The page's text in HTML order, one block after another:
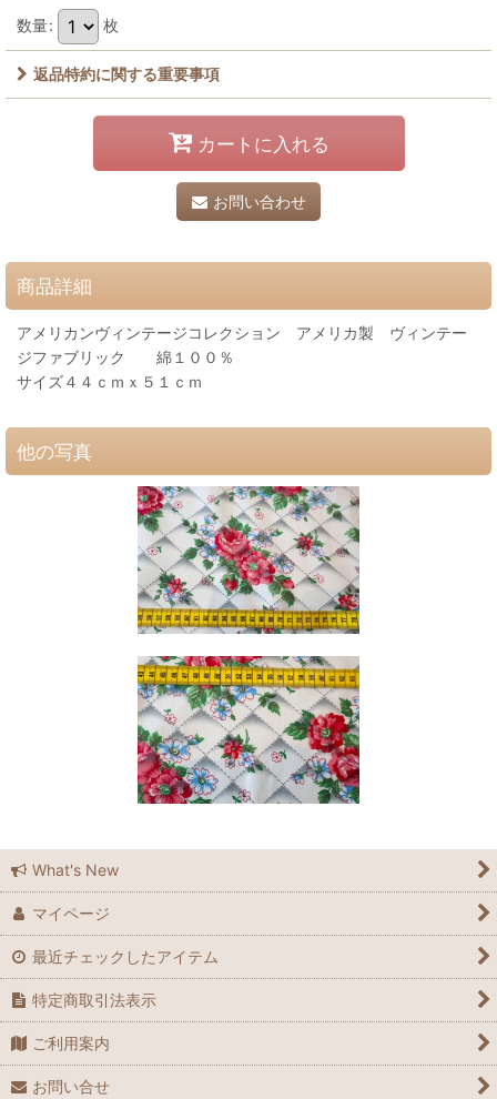
数量: 枚
返品特約に関する重要事項
カートに入れる
お問い合わせ
商品詳細
アメリカンヴィンテージコレクション アメリカ製 ヴィンテー
ジファブリック 綿１００％
サイズ４４ｃｍｘ５１ｃｍ
他の写真
What's New
マイページ
最近チェックしたアイテム
特定商取引法表示
ご利用案内
お問い合せ